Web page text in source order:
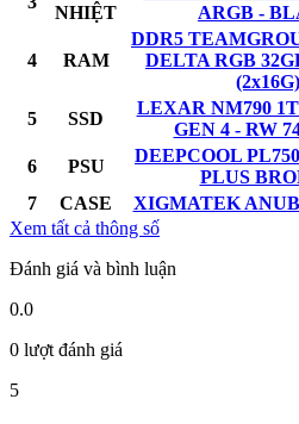
NHIỆT
ARGB -
4 RAM
DDR5
DELTA RGB
(2x16G)
5 SSD
LEXAR NM790
GEN 4 - RW
6 PSU
DEEPCOOL
PLUS
7
CASE
XIGMATEK
Xem tất cả thông số
Đánh giá và bình luận
0.0
0 lượt đánh giá
5